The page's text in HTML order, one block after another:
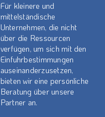
Für kleinere und
mittelständische
Unternehmen, die nicht
über die Ressourcen
verfügen, um sich mit den
Einfuhrbestimmungen
auseinanderzusetzen,
bieten wir eine persönliche
Beratung über unsere
Partner an.